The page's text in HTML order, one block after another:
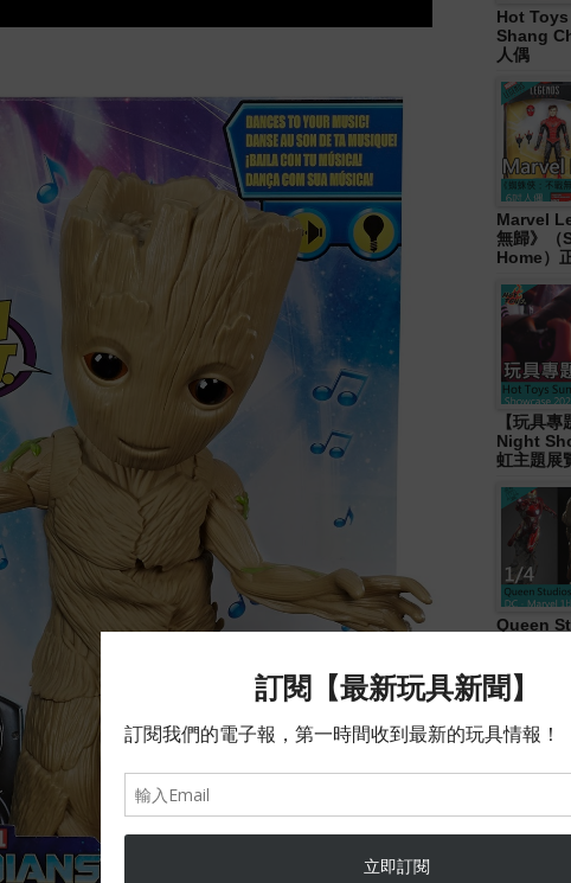
Hot Toys
Shang
人偶
Marvel
無歸》（
Home）
【玩具
Night
虹主題展
Queen